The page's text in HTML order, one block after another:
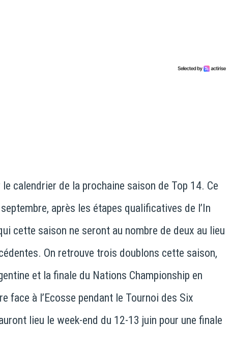
calendrier de la prochaine saison de Top 14. Ce
après les étapes qualificatives de l’In
cette saison ne seront au nombre de deux au lieu
On retrouve trois doublons cette saison,
et la finale du Nations Championship en
face à l’Ecosse pendant le Tournoi des Six
lieu le week-end du 12-13 juin pour une finale